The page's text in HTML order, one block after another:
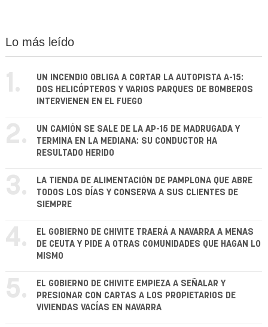
Lo más leído
1.
UN INCENDIO OBLIGA A CORTAR LA AUTOPISTA A-15:
DOS HELICÓPTEROS Y VARIOS PARQUES DE BOMBEROS
INTERVIENEN EN EL FUEGO
2.
UN CAMIÓN SE SALE DE LA AP-15 DE MADRUGADA Y
TERMINA EN LA MEDIANA: SU CONDUCTOR HA
RESULTADO HERIDO
3.
LA TIENDA DE ALIMENTACIÓN DE PAMPLONA QUE ABRE
TODOS LOS DÍAS Y CONSERVA A SUS CLIENTES DE
SIEMPRE
4.
EL GOBIERNO DE CHIVITE TRAERÁ A NAVARRA A MENAS
DE CEUTA Y PIDE A OTRAS COMUNIDADES QUE HAGAN LO
MISMO
5.
EL GOBIERNO DE CHIVITE EMPIEZA A SEÑALAR Y
PRESIONAR CON CARTAS A LOS PROPIETARIOS DE
VIVIENDAS VACÍAS EN NAVARRA